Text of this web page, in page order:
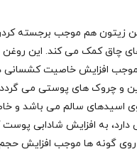
زیتون هم موجب برجسته
چاق کمک می‌ کند. این روغن
افزایش خاصیت
و چروک های پوستی می
اسیدهای سالم می‌ باشد و
دارد، به افزایش شادابی
روی گونه ها موجب افزایش